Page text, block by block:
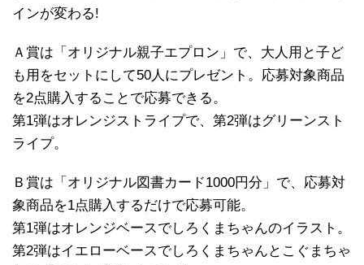
インが変わる!
Ａ賞は「オリジナル親子エプロン」で、大人用と子ど
も用をセットにして50人にプレゼント。応募対象商品
を2点購入することで応募できる。
第1弾はオレンジストライプで、第2弾はグリーンスト
ライプ。
Ｂ賞は「オリジナル図書カード1000円分」で、応募対
象商品を1点購入するだけで応募可能。
第1弾はオレンジベースでしろくまちゃんのイラスト。
第2弾はイエローベースでしろくまちゃんとこぐまちゃ